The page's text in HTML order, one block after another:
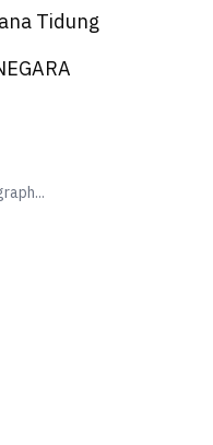
Tidung